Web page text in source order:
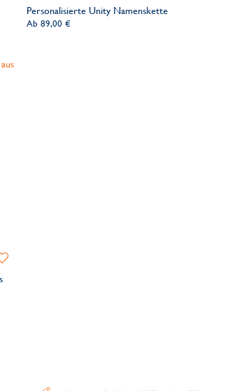
hinzufügenPersonalisierte Unity Namenskette
Ab 89,00 €